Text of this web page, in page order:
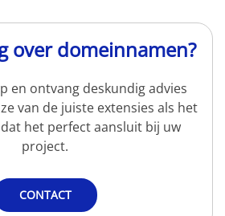
over domeinnamen?
en ontvang deskundig advies
van de juiste extensies als het
het perfect aansluit bij uw
project.
CONTACT